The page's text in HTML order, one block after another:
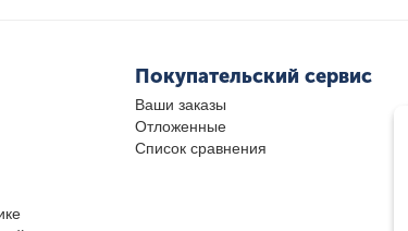
Покупательский сервис
Ваши заказы
Отложенные
Список сравнения